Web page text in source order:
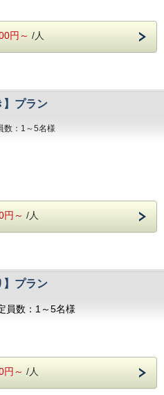
ございましたらお知らせください◆
記入ください。
ンプー
、
ください。
タイプ)
無料の縦型ランドリーがございます。
00～・18：30～
記入ください。
～・8：00～
記入ください。
円～ /人
プラン
数：1～5名様
（温水洗浄便座付）
ビ
ンプー
、
ください。
タイプ)
円～ /人
プラン
員数：1～5名様
で)※布団はセルフサービスとなり
/ テレビ
/ 電気ポッド
円～ /人